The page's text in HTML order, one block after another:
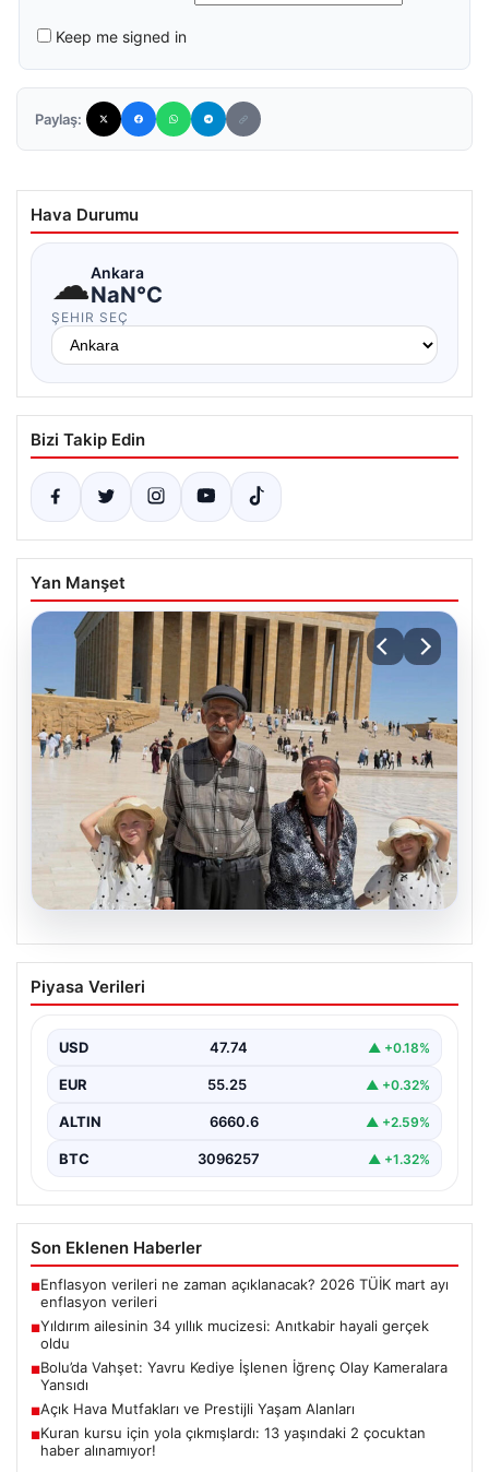
Keep me signed in
Paylaş:
Hava Durumu
☁Ankara
NaN°C
ŞEHIR SEÇ
Bizi Takip Edin
Yan Manşet
05.08.2026
Yıldırım ailesinin 34 yıllık mucizesi:
Anıtkabir hayali gerçek oldu
Zeynep Yıldırım (59), tam 34 yıl boyunca…
Piyasa Verileri
USD 47.74 ▲ +0.18%
EUR 55.25 ▲ +0.32%
ALTIN 6660.6 ▲ +2.59%
BTC 3096257 ▲ +1.32%
Son Eklenen Haberler
■Enflasyon verileri ne zaman açıklanacak? 2026 TÜİK mart ayı
enflasyon verileri
■Yıldırım ailesinin 34 yıllık mucizesi: Anıtkabir hayali gerçek
oldu
■Bolu’da Vahşet: Yavru Kediye İşlenen İğrenç Olay Kameralara
Yansıdı
■Açık Hava Mutfakları ve Prestijli Yaşam Alanları
■Kuran kursu için yola çıkmışlardı: 13 yaşındaki 2 çocuktan
haber alınamıyor!